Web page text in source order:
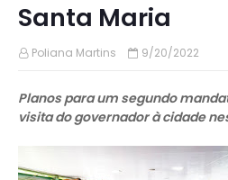
Santa Maria
Poliana Martins 9/20/2022
Planos para um segundo
visita do governador à cidade